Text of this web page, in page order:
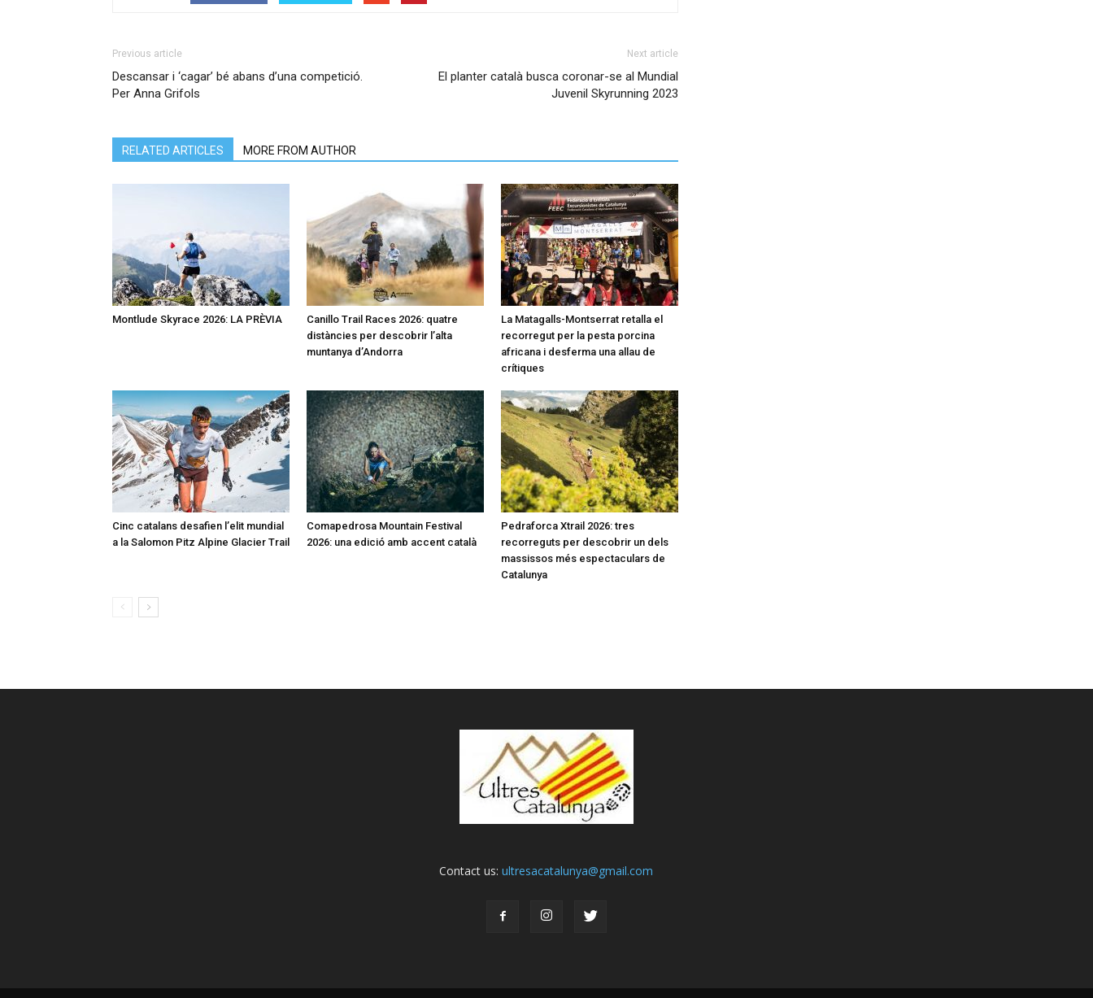
Previous article
Descansar i ‘cagar’ bé abans d’una competició.
Per Anna Grifols
Next article
El planter català busca coronar-se al Mundial
Juvenil Skyrunning 2023
RELATED ARTICLES MORE FROM AUTHOR
Montlude Skyrace 2026: LA PRÈVIA
Canillo Trail Races 2026: quatre
distàncies per descobrir l’alta
muntanya d’Andorra
La Matagalls-Montserrat retalla el
recorregut per la pesta porcina
africana i desferma una allau de
crítiques
Cinc catalans desafien l’elit mundial
a la Salomon Pitz Alpine Glacier Trail
Comapedrosa Mountain Festival
2026: una edició amb accent català
Pedraforca Xtrail 2026: tres
recorreguts per descobrir un dels
massissos més espectaculars de
Catalunya
Contact us:ultresacatalunya@gmail.com